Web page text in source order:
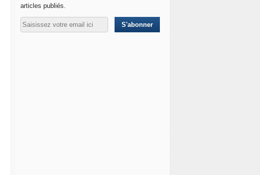
articles publiés.